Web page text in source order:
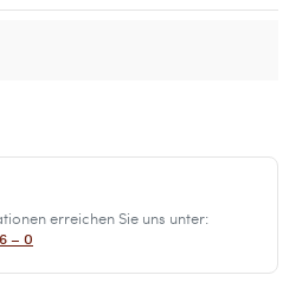
erreichen Sie uns unter:
– 0